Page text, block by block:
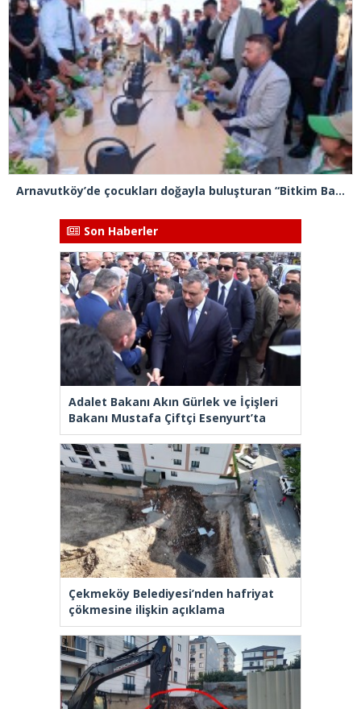
Arnavutköy’de çocukları doğayla buluşturan “Bitkim Bana Emanet” projesini hayata geçirildi
Son Haberler
Adalet Bakanı Akın Gürlek ve İçişleri
Bakanı Mustafa Çiftçi Esenyurt’ta
Çekmeköy Belediyesi’nden hafriyat
çökmesine ilişkin açıklama